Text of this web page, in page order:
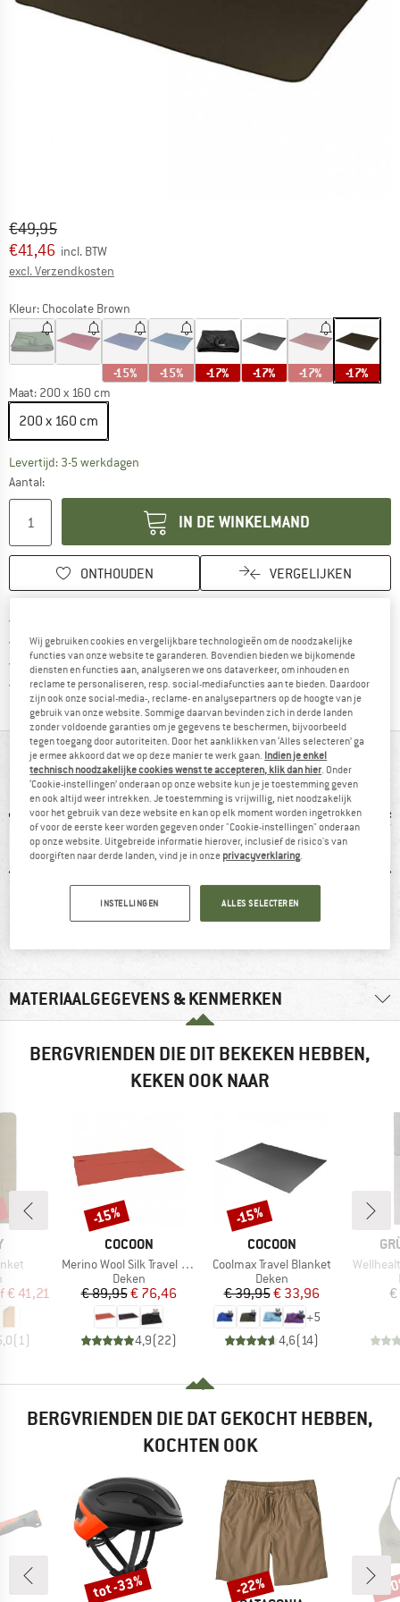
Oorspronkelijke prijs :
€49,95
Prijs:
€41,46 incl. BTW
excl. Verzendkosten
Kleur: Chocolate Brown
-15% -15% -17% -17% -17% -17%
Maat: 200 x 160 cm
200 x 160 cm
Levertijd: 3-5 werkdagen
Aantal:
IN DE WINKELMAND
ONTHOUDEN VERGELIJKEN
100 dagen bedenktijdVind de betalingsinformatie hier!
> 4.000.000 tevreden klanten
Alle artikelen in voorraad
IN EEN OOGOPSLAG
100% raadt het aan Kunstvezel
MATERIAALGEGEVENS & KENMERKEN
BERGVRIENDEN DIE DIT BEKEKEN HEBBEN,
KEKEN OOK NAAR
prijs
€ 41,21
( 1)
MERK
COCOON
Artikel
Merino Wool Silk Travel Blanket
Productgroep
Deken
Prijs
€ 89,95Verlaagde prijs
€ 76,46
4,9(22)
Korting
-15%
MERK
COCOON
Artikel
Coolmax Travel Blanket
Productgroep
Deken
Prijs
€ 39,95Verlaagde prijs
€ 33,96
+5
4,6( 14)
Korting
-15%
Artikel
€
BERGVRIENDEN DIE DAT GEKOCHT HEBBEN,
KOCHTEN OOK
Korting
tot -33% Korting
-22% -
Wij gebruiken cookies en vergelijkbare technologieën om de noodzakelijke
functies van onze website te garanderen. Bovendien bieden we bijkomende
diensten en functies aan, analyseren we ons dataverkeer, om inhouden en
reclame te personaliseren, resp. social-mediafuncties aan te bieden. Daardoor
zijn ook onze social-media-, reclame- en analysepartners op de hoogte van je
gebruik van onze website. Sommige daarvan bevinden zich in derde landen
zonder voldoende garanties om je gegevens te beschermen, bijvoorbeeld
tegen toegang door autoriteiten. Door het aanklikken van ‘Alles selecteren’ ga
je ermee akkoord dat we op deze manier te werk gaan. Indien je enkel
technisch noodzakelijke cookies wenst te accepteren, klik dan hier . Onder
‘Cookie-instellingen’ onderaan op onze website kun je je toestemming geven
en ook altijd weer intrekken. Je toestemming is vrijwillig, niet noodzakelijk
voor het gebruik van deze website en kan op elk moment worden ingetrokken
of voor de eerste keer worden gegeven onder "Cookie-instellingen" onderaan
op onze website. Uitgebreide informatie hierover, inclusief de risico's van
doorgiften naar derde landen, vind je in onze privacyverklaring
INSTELLINGEN ALLES SELECTEREN